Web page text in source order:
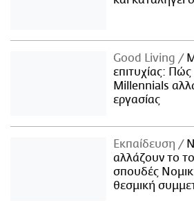
Good Living
επιτυχίας: Πώς
Millennials
εργασίας
Εκπαίδευση
αλλάζουν το
σπουδές
θεσμική